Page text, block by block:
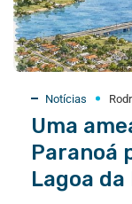
Notícias
Uma
Paranoá
Lagoa